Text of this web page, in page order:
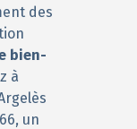
des
bien-
à
un